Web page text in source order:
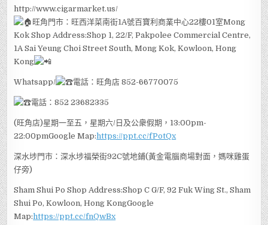
http://www.cigarmarket.us/
旺角門市：旺西洋菜南街1A號百寶利商業中心22樓01室Mong
Kok Shop Address:Shop 1, 22/F, Pakpolee Commercial Centre,
1A Sai Yeung Choi Street South, Mong Kok, Kowloon, Hong
Kong
Whatsapp/ 電話：旺角店 852-66770075
電話：852 23682335
(旺角店)星期一至五，星期六/日及公衆假期，13:00pm-
22:00pmGoogle Map:https://ppt.cc/fPotQx
深水埗門市：深水埗福榮街92C號地鋪(黃金電腦商場對面，媽咪雞蛋
仔旁)
Sham Shui Po Shop Address:Shop C G/F, 92 Fuk Wing St., Sham
Shui Po, Kowloon, Hong KongGoogle
Map:https://ppt.cc/fnQwBx